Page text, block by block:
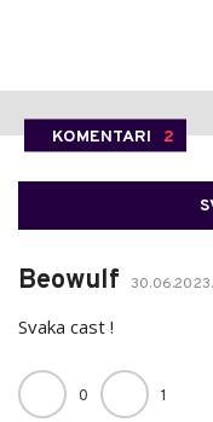
KOMENTARI 2
Beowulf
Svaka cast !
0 1